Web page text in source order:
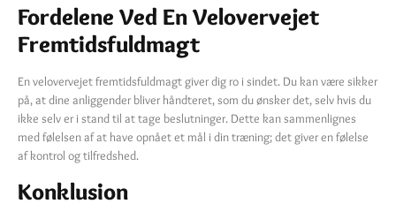
Fordelene Ved En Velovervejet
Fremtidsfuldmagt
En velovervejet fremtidsfuldmagt giver dig ro i sindet. Du kan være sikker
på, at dine anliggender bliver håndteret, som du ønsker det, selv hvis du
ikke selv er i stand til at tage beslutninger. Dette kan sammenlignes
med følelsen af at have opnået et mål i din træning; det giver en følelse
af kontrol og tilfredshed.
Konklusion